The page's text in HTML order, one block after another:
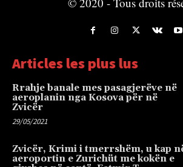
Articles les plus lus
Rrahje banale mes pasagjerëve në
aeroplanin nga Kosova për në
Zvicër
29/05/2021
Zvicër, Krimi i tmerrshëm, u kap
aeroportin e Zurichüt me kokën e